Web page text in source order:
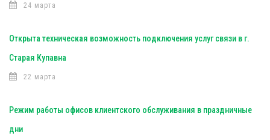
24 марта
Открыта техническая возможность подключения услуг связи в г.
Старая Купавна
22 марта
Режим работы офисов клиентского обслуживания в праздничные
дни